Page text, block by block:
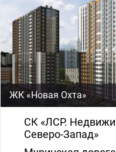
ЖК «Новая Охта»
СК «ЛСР.
Северо-Запад»